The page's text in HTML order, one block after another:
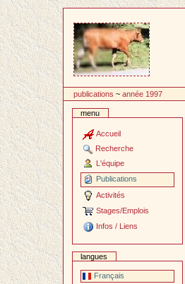
contenu
publications ~année 1997
menu
Accueil
Recherche
L'équipe
Publications
Activités
Stages/Emplois
Infos / Liens
langues
Français